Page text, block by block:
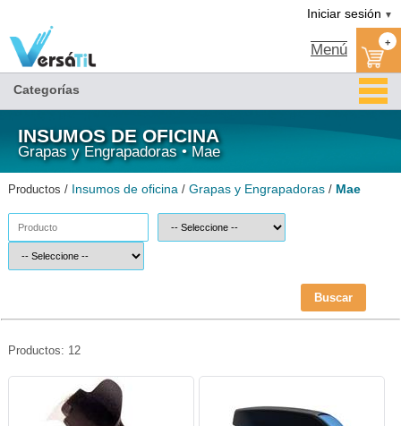
Iniciar sesión ▼
Menú +
Categorías
INSUMOS DE OFICINA
Grapas y Engrapadoras • Mae
Productos / Insumos de oficina / Grapas y Engrapadoras / Mae
Buscar
Productos: 12
MAE-DES-DES15-MAE